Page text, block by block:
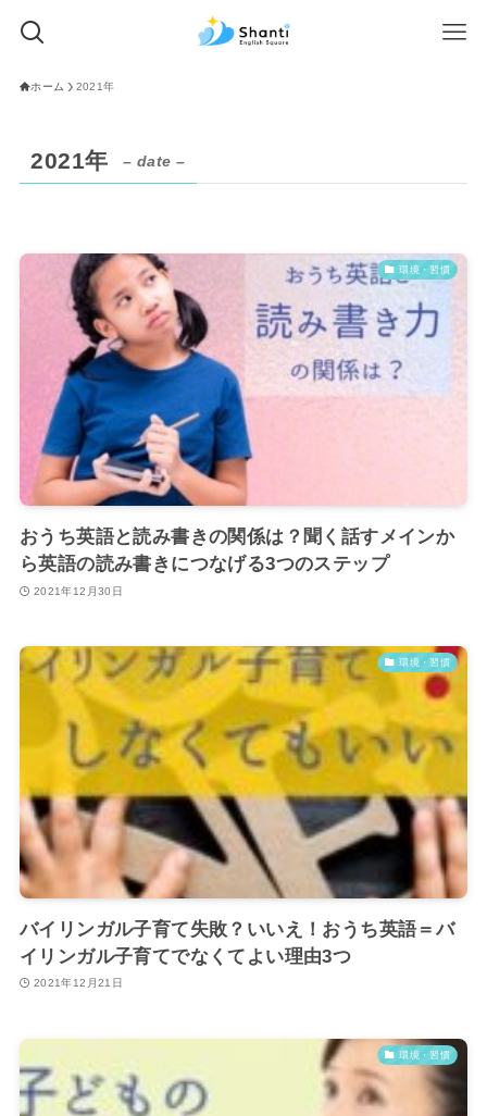
ホーム 2021年
2021年 – date –
環境・習慣
おうち英語と読み書きの関係は？聞く話すメインか
ら英語の読み書きにつなげる3つのステップ
2021年12月30日
環境・習慣
バイリンガル子育て失敗？いいえ！おうち英語＝バ
イリンガル子育てでなくてよい理由3つ
2021年12月21日
環境・習慣